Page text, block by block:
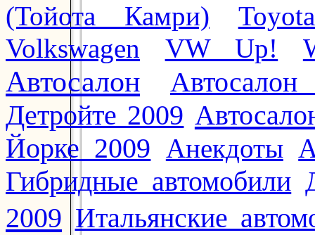
(Тойота Камри)
Volkswagen VW Up!
Автосалон
Детройте 2009
Йорке 2009 Анекдоты
Гибридные автомобили
2009 Итальянские